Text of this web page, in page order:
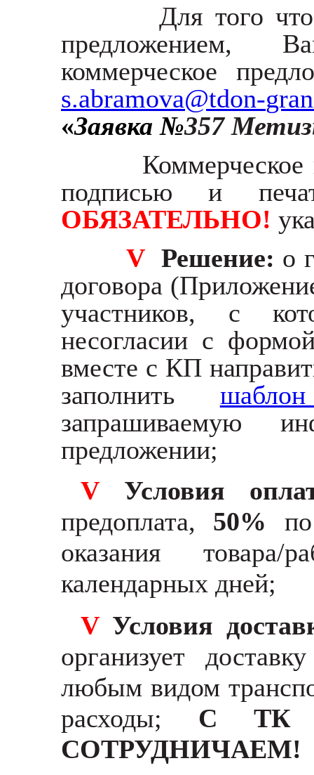
Для того
предложением,
коммерческое
s.abramova@tdon-
«Заявка №357
Коммерческое
подписью и
ОБЯЗАТЕЛЬНО!
V Решение: о
договора
участников, с
несогласии с
вместе с КП
заполнить
запрашиваемую
предложении;
V
Условия
предоплата, 50%
оказания
календарных дней;
V Условия
организует
любым видом
расходы; С ТК
СОТРУДНИЧАЕМ!